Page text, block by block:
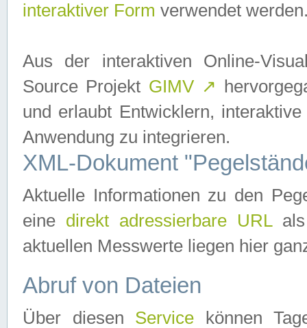
interaktiver Form verwendet
Aus der interaktiven Online-
Source Projekt GIMV ↗
und erlaubt Entwicklern,
Anwendung zu integrieren.
XML-Dokument
Aktuelle Informationen zu den
eine direkt adressierbare URLals
aktuellen Messwerte liegen hier
Abruf von Dateien
Über diesen Service können